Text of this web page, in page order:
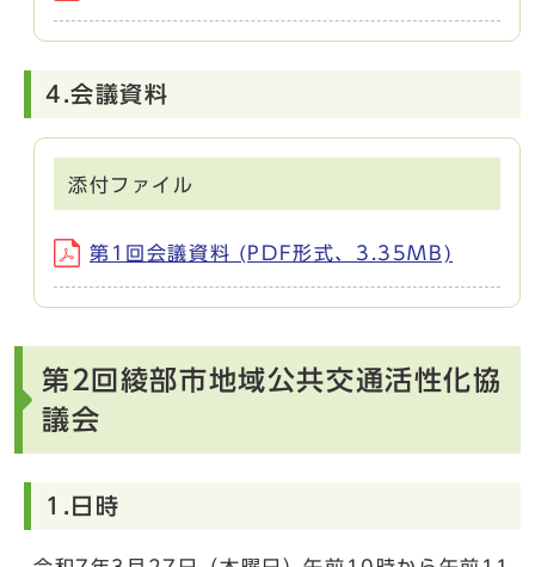
4.会議資料
添付ファイル
第1回会議資料 (PDF形式、3.35MB)
第2回綾部市地域公共交通活性化協
議会
1.日時